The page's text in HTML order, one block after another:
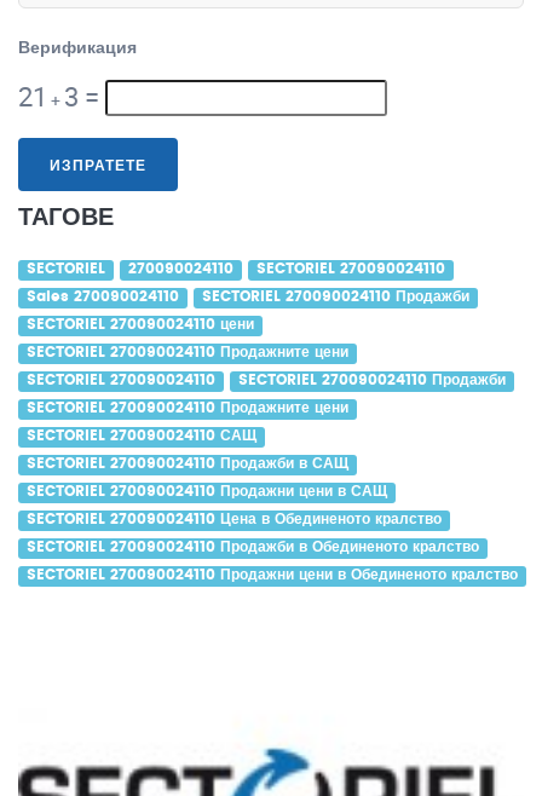
Верификация
21 + 3 =
ИЗПРАТЕТЕ
ТАГОВЕ
SECTORIEL 270090024110 SECTORIEL 270090024110
Sales 270090024110 SECTORIEL 270090024110 Продажби
SECTORIEL 270090024110 цени
SECTORIEL 270090024110 Продажните цени
SECTORIEL 270090024110 SECTORIEL 270090024110 Продажби
SECTORIEL 270090024110 Продажните цени
SECTORIEL 270090024110 САЩ
SECTORIEL 270090024110 Продажби в САЩ
SECTORIEL 270090024110 Продажни цени в САЩ
SECTORIEL 270090024110 Цена в Обединеното кралство
SECTORIEL 270090024110 Продажби в Обединеното кралство
SECTORIEL 270090024110 Продажни цени в Обединеното кралство